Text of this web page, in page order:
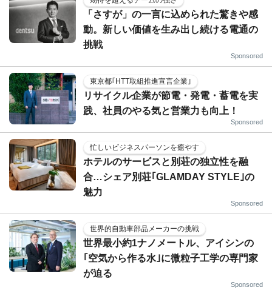
「さすが」の一言に込められた驚きや感
動。新しい価値を生み出し続ける電通の
挑戦
Sponsored
東京都｢HTT取組推進宣言企業｣
リサイクル企業が節電・発電・蓄電を実
践、社員のやる気と営業力も向上！
Sponsored
忙しいビジネスパーソンを癒やす
ホテルのサービスと別荘の独立性を融
合…シェア別荘｢GLAMDAY STYLE｣の
魅力
Sponsored
世界的自動車部品メーカーの挑戦
世界最小約1ナノメートル、アイシンの
｢空気から作る水｣に微粒子工学の専門家
が迫る
Sponsored